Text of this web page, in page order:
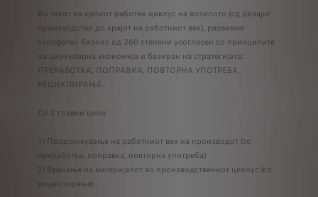
Во текот на целиот работен циклус на возилото (од дизајн/
производство до крајот на работниот век), развивме
сеопфатен бизнис од 360 степени усогласен со принципите
на циркуларна економија и базиран на стратегијата:
ПРЕРАБОТКА, ПОПРАВКА, ПОВТОРНА УПОТРЕБА,
РЕЦИКЛИРАЊЕ.
Со 2 главни цели:
1) Продолжување на работниот век на производот (со
преработка, поправка, повторна употреба)
2) Враќање на материјалот во производствениот циклус (со
рециклирање)